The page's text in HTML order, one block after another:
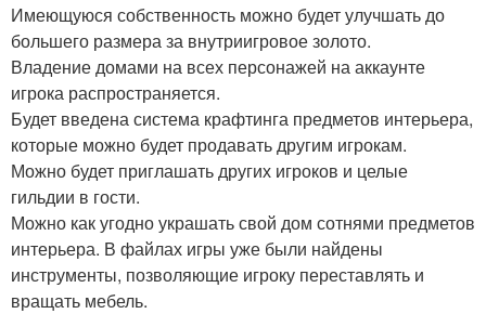
Имеющуюся собственность можно будет улучшать до
большего размера за внутриигровое золото.
Владение домами на всех персонажей на аккаунте
игрока распространяется.
Будет введена система крафтинга предметов интерьера,
которые можно будет продавать другим игрокам.
Можно будет приглашать других игроков и целые
гильдии в гости.
Можно как угодно украшать свой дом сотнями предметов
интерьера. В файлах игры уже были найдены
инструменты, позволяющие игроку переставлять и
вращать мебель.